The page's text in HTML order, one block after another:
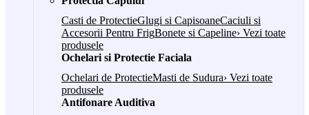
Casti de ProtectieGlugi si CapisoaneCaciuli si
Accesorii Pentru FrigBonete si Capeline› Vezi toate
produsele
Ochelari si Protectie Faciala
Ochelari de ProtectieMasti de Sudura› Vezi toate
produsele
Antifonare Auditiva